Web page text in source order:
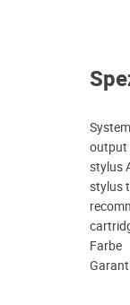
System
output
stylus
stylus
Farbe